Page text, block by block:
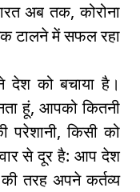
अब तक, कोरोना
टालने में सफल रहा
को बचाया है।
हूं, आपको कितनी
किसी को
से दूर है: आप देश
तरह अपने कर्तव्य